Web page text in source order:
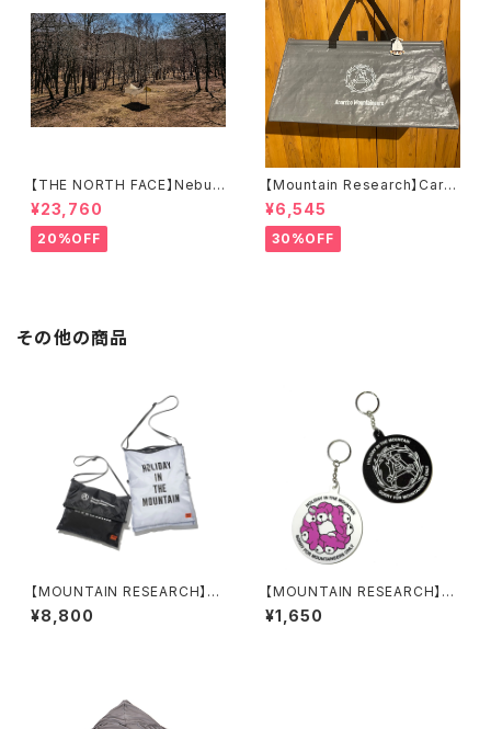
【THE NORTH FACE】Nebula
Tarp 2
¥23,760
20%OFF
【Mountain Research】Carry
All （A）
¥6,545
30%OFF
その他の商品
【MOUNTAIN RESEARCH】C.
E. 3Way bag
¥8,800
【MOUNTAIN RESEARCH】Bi
g Key Holder
¥1,650